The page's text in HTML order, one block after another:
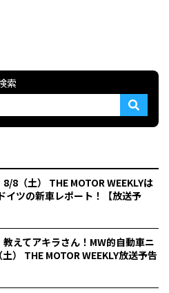
索
8/8（土） THE MOTOR WEEKLYは
イツの新車レポート！【放送予
教えてアキラさん！MW的自動車ニ
） THE MOTOR WEEKLY放送予告